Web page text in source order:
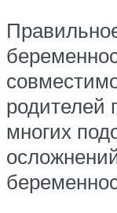
родителей
многих